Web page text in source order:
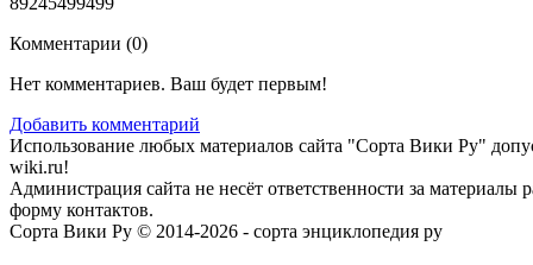
Комментарии (0)
Нет комментариев. Ваш будет первым!
Добавить комментарий
Использование любых материалов сайта "Сорта Вики Ру"
wiki.ru!
Администрация сайта не несёт ответственности за
форму контактов.
Сорта Вики Ру © 2014-2026 - сорта энциклопедия ру